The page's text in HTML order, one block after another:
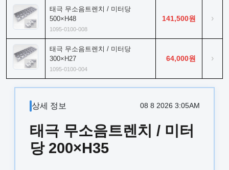
태극 무소음트렌치 / 미터당
500×H48
1095-0100-008
141,500원 ›
태극 무소음트렌치 / 미터당
300×H27
1095-0100-004
64,000원 ›
상세 정보 08 8 2026 3:05AM
태극 무소음트렌치 / 미터
당 200×H35